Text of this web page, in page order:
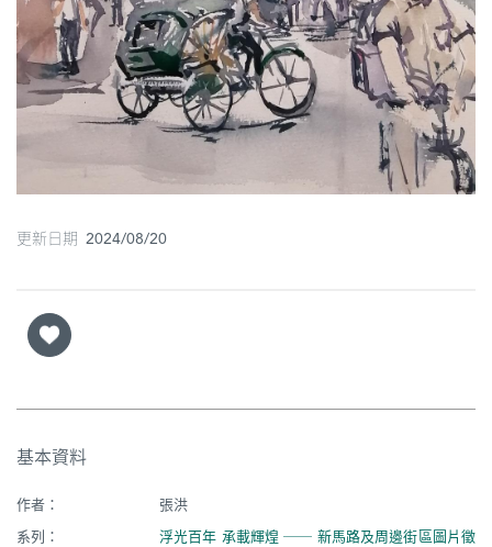
街
更新日期 2024/08/20
基本資料
作者：
張洪
系列：
浮光百年 承載輝煌 ── 新馬路及周邊街區圖片徵